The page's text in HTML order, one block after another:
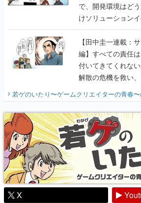
で、開発環境はど
けソリューション
に行って、より理
【田中圭一連載：
編】すべての責任
付いてきてくれな
解散の危機を救い
『少年ジャンプ』
り】
若ゲのいたり〜ゲームクリエイターの青春〜
X